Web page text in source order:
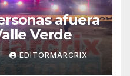
afuera
Verde
EDITORMARCRIX